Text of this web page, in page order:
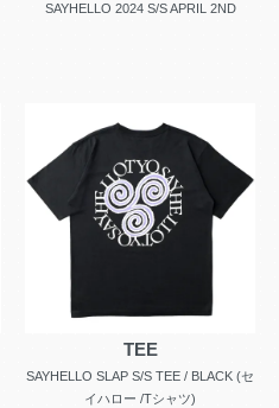
SAYHELLO 2024 S/S APRIL 2ND
TEE
SAYHELLO SLAP S/S TEE / BLACK (セ
イハロー /Tシャツ)